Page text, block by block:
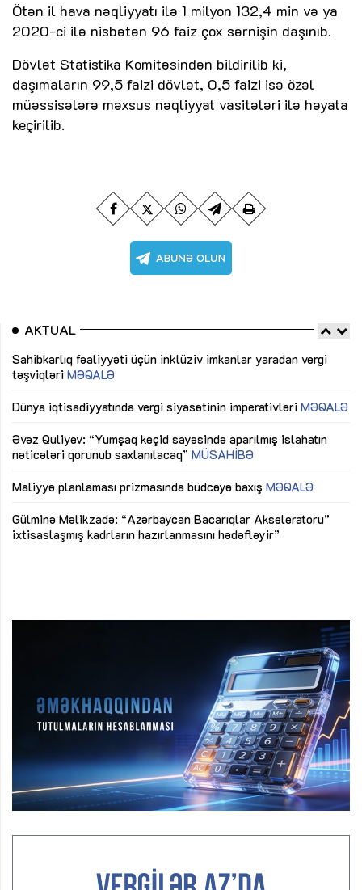
Ötən il hava nəqliyyatı ilə 1 milyon 132,4 min və ya
2020-ci ilə nisbətən 96 faiz çox sərnişin daşınıb.
Dövlət Statistika Komitəsindən bildirilib ki,
daşımaların 99,5 faizi dövlət, 0,5 faizi isə özəl
müəssisələrə məxsus nəqliyyat vasitələri ilə həyata
keçirilib.
AKTUAL
Sahibkarlıq fəaliyyəti üçün inklüziv imkanlar yaradan vergi
təşviqləri MƏQALƏ
Dünya iqtisadiyyatında vergi siyasətinin imperativləri MƏQALƏ
Əvəz Quliyev: “Yumşaq keçid sayəsində aparılmış islahatın
nəticələri qorunub saxlanılacaq” MÜSAHİBƏ
Maliyyə planlaması prizmasında büdcəyə baxış MƏQALƏ
Gülminə Məlikzadə: “Azərbaycan Bacarıqlar Akseleratoru”
ixtisaslaşmış kadrların hazırlanmasını hədəfləyir”